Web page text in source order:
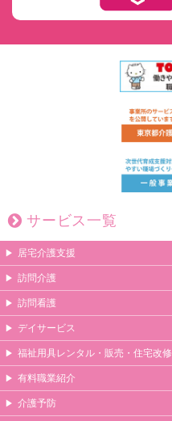
サービス一覧
居宅介護支援
訪問介護
訪問看護
デイサービス
福祉用具レンタル・販売・住宅改修
有料職業紹介
介護予防